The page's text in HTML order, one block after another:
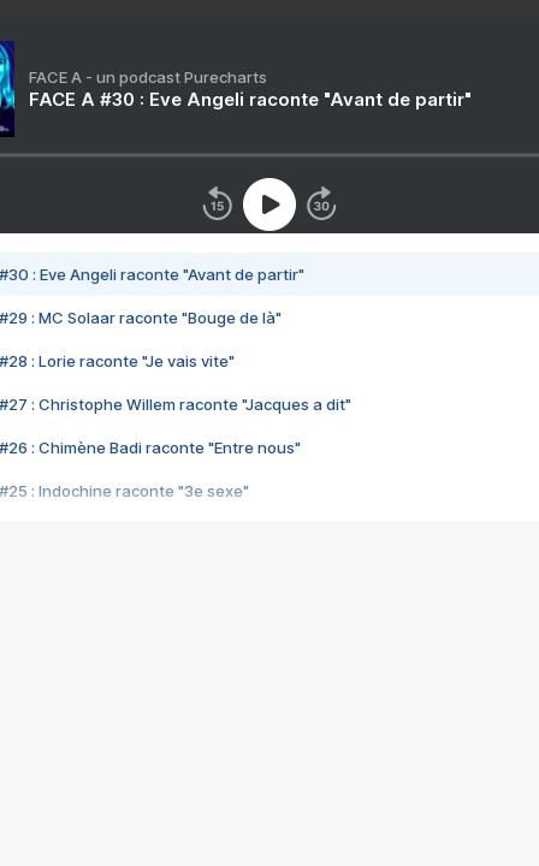
FACE A - un podcast Purecharts
FACE A #30 : Eve Angeli raconte "Avant de partir"
#30 : Eve Angeli raconte "Avant de partir"
#29 : MC Solaar raconte "Bouge de là"
#28 : Lorie raconte "Je vais vite"
#27 : Christophe Willem raconte "Jacques a dit"
#26 : Chimène Badi raconte "Entre nous"
#25 : Indochine raconte "3e sexe"